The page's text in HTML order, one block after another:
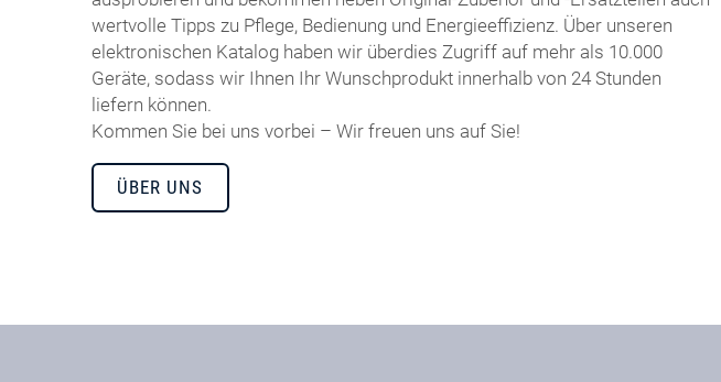
wertvolle Tipps zu Pflege, Bedienung und Energieeffizienz. Über unseren
elektronischen Katalog haben wir überdies Zugriff auf mehr als 10.000
Geräte, sodass wir Ihnen Ihr Wunschprodukt innerhalb von 24 Stunden
liefern können.
Kommen Sie bei uns vorbei – Wir freuen uns auf Sie!
ÜBER UNS